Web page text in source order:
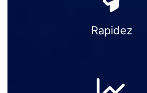
Rapidez